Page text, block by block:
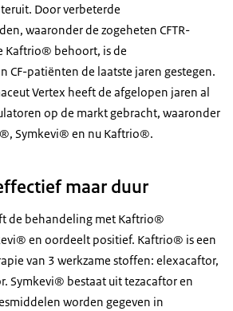
Door verbeterde
waaronder de zogeheten CFTR-
Kaftrio® behoort, is de
CF-patiënten de laatste jaren gestegen.
Vertex heeft de afgelopen jaren al
op de markt gebracht, waaronder
Symkevi® en nu Kaftrio®.
maar duur
de behandeling met Kaftrio®
en oordeelt positief. Kaftrio® is een
van 3 werkzame stoffen: elexacaftor,
Symkevi® bestaat uit tezacaftor en
worden gegeven in